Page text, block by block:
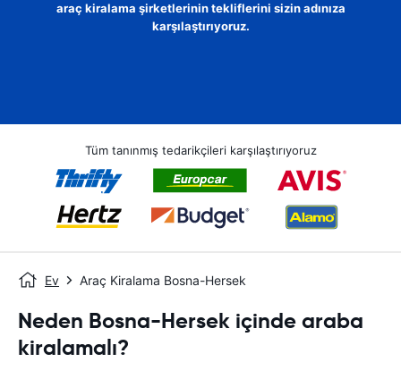
araç kiralama şirketlerinin tekliflerini sizin adınıza
karşılaştırıyoruz.
Tüm tanınmış tedarikçileri karşılaştırıyoruz
Ev Araç Kiralama Bosna-Hersek
Neden Bosna-Hersek içinde araba
kiralamalı?